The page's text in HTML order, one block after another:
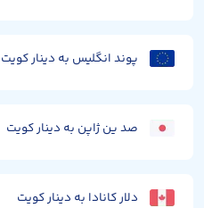
پوند انگلیس به دینار کویت
صد ین ژاپن به دینار کویت
دلار کانادا به دینار کویت